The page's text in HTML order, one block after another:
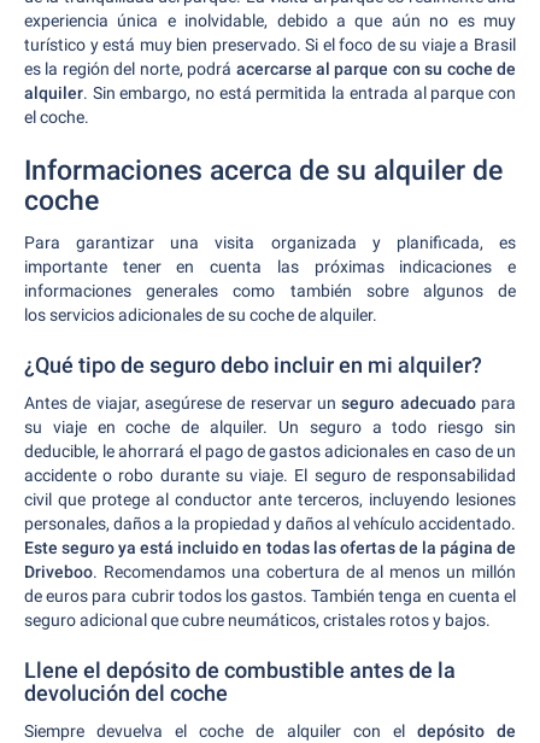
experiencia única e inolvidable, debido a que aún no es muy
turístico y está muy bien preservado.Si el foco de su viaje a Brasil
es la región del norte, podrá acercarse al parque con su coche de
alquiler. Sin embargo, no está permitida la entrada al parque con
el coche.
Informaciones acerca de su alquiler de
coche
Para garantizar una visita organizada y planificada, es
importante tener en cuenta las próximas indicaciones e
informaciones generales como también sobre algunos de
los servicios adicionales de su coche de alquiler.
¿Qué tipo de seguro debo incluir en mi alquiler?
Antes de viajar, asegúrese de reservar unseguro adecuadopara
su viaje en coche de alquiler. Un seguro a todo riesgo sin
deducible, le ahorrará el pago de gastos adicionales en caso de un
accidente o robo durante su viaje. El seguro de responsabilidad
civil que protege al conductor ante terceros, incluyendo lesiones
personales, daños a la propiedad y daños al vehículo accidentado.
Este seguro ya está incluido en todas las ofertas de la página de
Driveboo. Recomendamos una cobertura de al menos un millón
de euros para cubrir todos los gastos. También tenga en cuenta el
seguro adicional que cubre neumáticos, cristales rotos y bajos.
Llene el depósito de combustible antes de la
devolución del coche
Siempre devuelva el coche de alquiler con el depósito de